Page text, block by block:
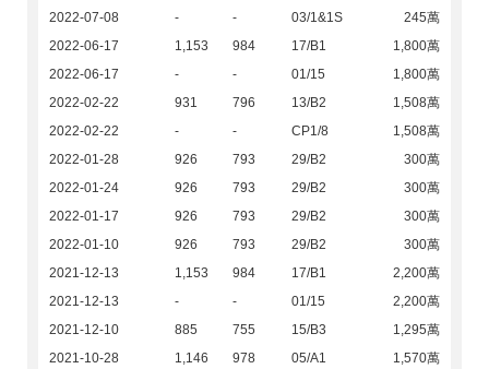
2022-07-08
- - 03/1&1S
245萬
2022-06-17
1,153 984 17/B1
1,800萬
2022-06-17
- - 01/15
1,800萬
2022-02-22
931 796 13/B2
1,508萬
2022-02-22
- - CP1/8
1,508萬
2022-01-28
926 793 29/B2
300萬
2022-01-24
926 793 29/B2
300萬
2022-01-17
926 793 29/B2
300萬
2022-01-10
926 793 29/B2
300萬
2021-12-13
1,153 984 17/B1
2,200萬
2021-12-13
- - 01/15
2,200萬
2021-12-10
885 755 15/B3
1,295萬
2021-10-28
1,146 978 05/A1
1,570萬